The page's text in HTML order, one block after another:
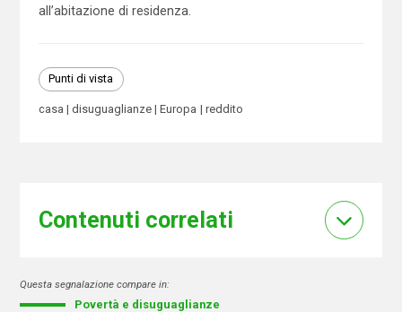
all’abitazione di residenza.
Punti di vista
casa disuguaglianze Europa reddito
Contenuti correlati
Questa segnalazione compare in:
Povertà e disuguaglianze